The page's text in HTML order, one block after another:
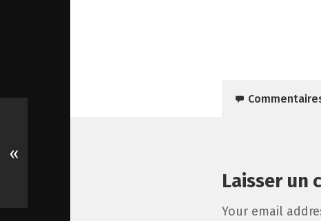
Laisser un
Your email
«